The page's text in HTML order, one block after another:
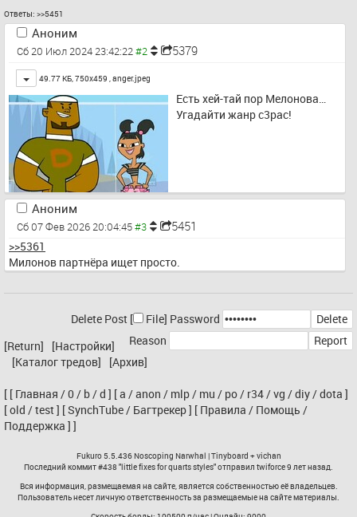
Ответы: >>5451
Аноним
Сб 20 Июл 2024 23:42:22 5379
Toggle
49.77 КБ, 750x459 , anger.jpeg
Есть хей-тай пор Мелонова…
Угадайти жанр с3рас!
Аноним
Сб 07 Фев 2026 20:04:45 5451
>>5361
Милонов партнёра ищет просто.
Delete Post [ File] Password
Reason
[Return]
[Настройки]
[Каталог тредов]
[Архив]
[ [ Главная /0 / b/d ] [a /anon / mlp/ mu / po/ r34/vg /diy/dota ]
[old /test] [SynchTube/ Багтрекер] [ Правила / Помощь /
Поддержка ] ]
Fukuro5.5.436 Noscoping Narwhal |Tinyboard +vichan
Последний коммит #438 "little fixes for quarts styles" отправил twiforce9 лет назад.
Вся информация, размещаемая на сайте, является собственностью её владельцев.
Пользователь несет личную ответственность за размещаемые на сайте материалы.